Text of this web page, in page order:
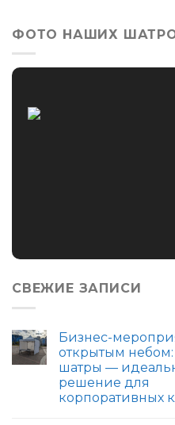
ФОТО НАШИХ
СВЕЖИЕ ЗАПИСИ
Бизнес-
открытым
шатры —
решение для
корпоративных